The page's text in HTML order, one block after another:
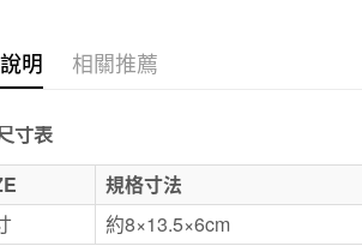
明 相關推薦
寸表
規格寸法
約8×13.5×6cm